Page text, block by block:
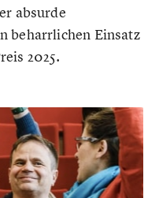
absurde
beharrlichen Einsatz
2025.